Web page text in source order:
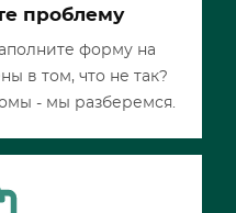
проблему
форму на
в том, что не так?
- мы разберемся.